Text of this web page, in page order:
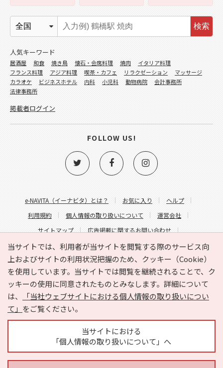
当サイトでは、利用者が当サイトを閲覧する際のサービス向
上およびサイトの利用状況把握のため、クッキー（Cookie）
を使用しています。当サイトでは閲覧を継続されることで、ク
ッキーの使用に同意されたものとみなします。詳細について
は、
「当社ウェブサイトにおける個人情報の取り扱いについ
て」 をご覧ください。
当サイトにおける
「個人情報の取り扱いについて」へ
e-NAVITA（イーナビタ）とは？ お気に入り
ヘルプ
利用規約
個人情報の取り扱いについて
運営会社
サイトマップ
広告掲載に関するお問い合わせ
サイトの内容に関するお問い合わせ
検索
人気キーワード
居酒屋 和食 焼き鳥 懐石・会席料理 焼肉
イタリア料理
フランス料理
アジア料理 喫茶・カフェ リラクゼーション
マッサージ
カラオケ
ビジネスホテル 内科 小児科 動物病院
会計事務所
法律事務所
掲載者ログイン
FOLLOW US!
Copyright © HYOJITO.Co.,Ltd. All Rights Reserved.